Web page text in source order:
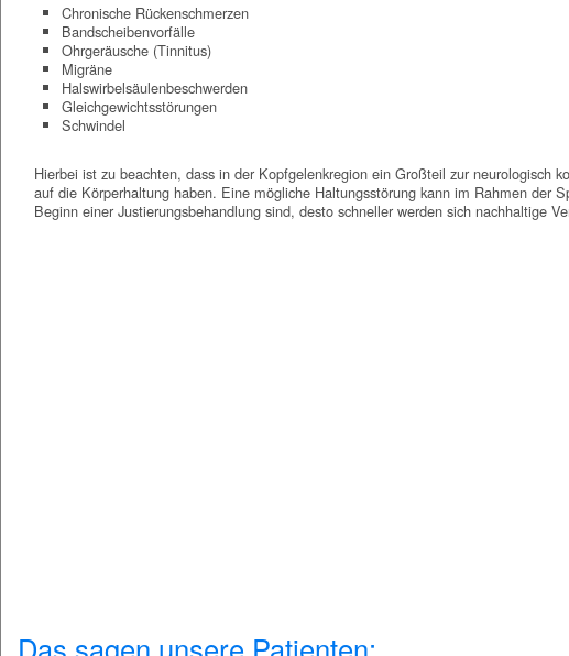
Chronische Rückenschmerzen
Bandscheibenvorfälle
Ohrgeräusche (Tinnitus)
Migräne
Halswirbelsäulenbeschwerden
Gleichgewichtsstörungen
Schwindel
Hierbei ist zu beachten, dass in der Kopfgelenkregion ein Großteil zur neurologisch
auf die Körperhaltung haben. Eine mögliche Haltungsstörung kann im Rahmen der
Beginn einer Justierungsbehandlung sind, desto schneller werden sich nachhaltige